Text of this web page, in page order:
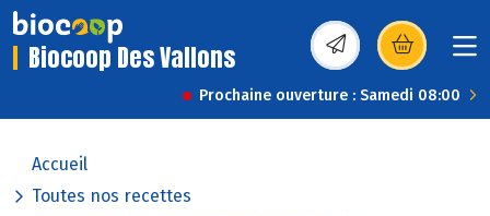
Biocoop Des Vallons (s’ouvre dans une
Prochaine ouverture : Samedi 08:00
Accueil
Toutes nos recettes